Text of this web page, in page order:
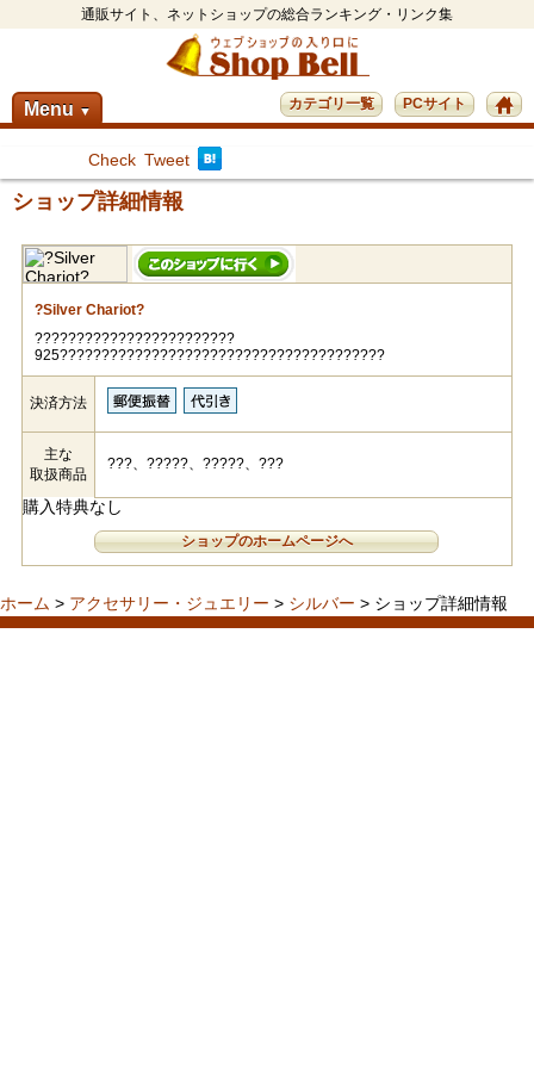
通販サイト、ネットショップの総合ランキング・リンク集
Menu ▼ PCサイト
カテゴリ一覧
Check Tweet
ショップ詳細情報
?Silver Chariot?
????????????????????????
925???????????????????????????????????????
決済方法
主な
取扱商品
???、?????、?????、???
購入特典なし
ショップのホームページへ
ホーム > アクセサリー・ジュエリー > シルバー > ショップ詳細情報